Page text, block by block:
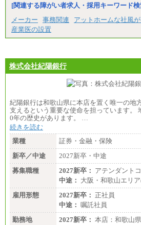
[関連する障がい者求人・採用キーワード
メーカー
事務関連 アットホームな社風
産業医の設置
株式会社紀陽銀行
紀陽銀行は和歌山県に本店を置く唯一の地
支えるという重要な使命を担っています。
0年の歴史があります。 …
続きを読む
業種
証券・金融・保険
新卒／中途
2027新卒・中途
募集職種
2027新卒： アテンダント
中途： 大阪・和歌山エリ
雇用形態
2027新卒： 正社員
中途： 嘱託社員
勤務地
2027新卒： 本店：和歌山